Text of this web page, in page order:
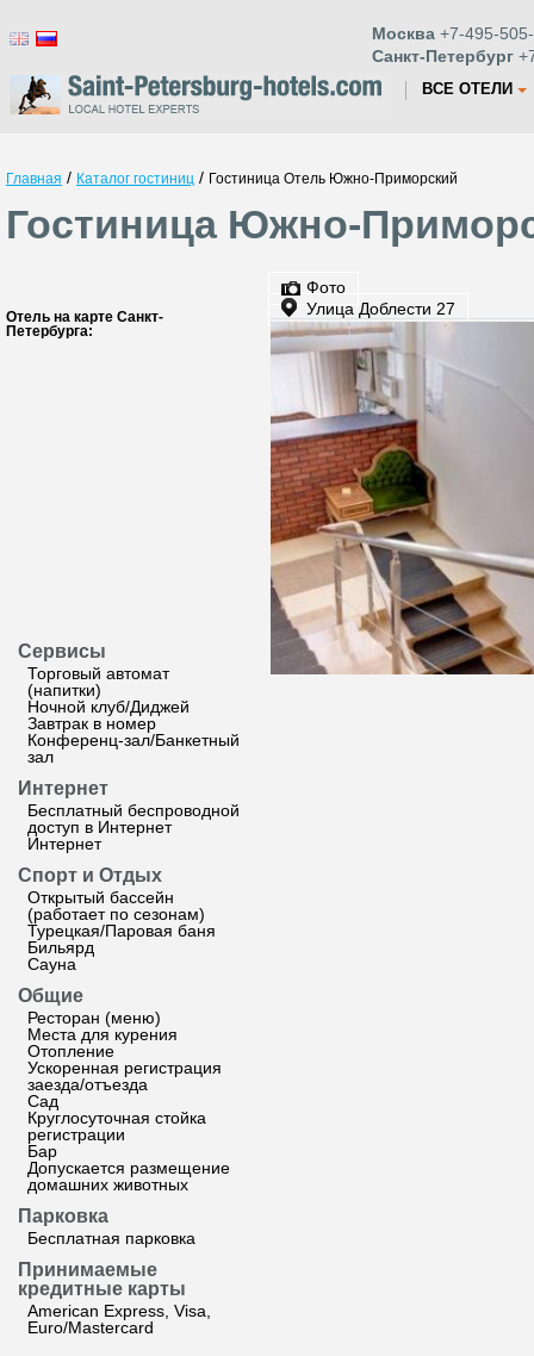
Москва +7-495-
Санкт-Петербург
ВСЕ ОТЕЛИ
Главная / Каталог гостиниц / Гостиница Отель Южно-Приморский
Гостиница Южно-
Отель на карте Санкт-
Петербурга:
Сервисы
Торговый автомат
(напитки)
Ночной клуб/Диджей
Завтрак в номер
Конференц-зал/Банкетный
зал
Интернет
Бесплатный беспроводной
доступ в Интернет
Интернет
Спорт и Отдых
Открытый бассейн
(работает по сезонам)
Турецкая/Паровая баня
Бильярд
Сауна
Общие
Ресторан (меню)
Места для курения
Отопление
Ускоренная регистрация
заезда/отъезда
Сад
Круглосуточная стойка
регистрации
Бар
Допускается размещение
домашних животных
Парковка
Бесплатная парковка
Принимаемые
кредитные карты
American Express, Visa,
Euro/Mastercard
Фото
Улица Доблести 27